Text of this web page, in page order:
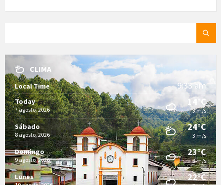
CLIMA
Local Time 9:33 am
Today
7 agosto, 2026
14°C
3 m/s
Sábado
8 agosto, 2026
24°C
3 m/s
Domingo
9 agosto, 2026
23°C
3 m/s
Lunes 22°C